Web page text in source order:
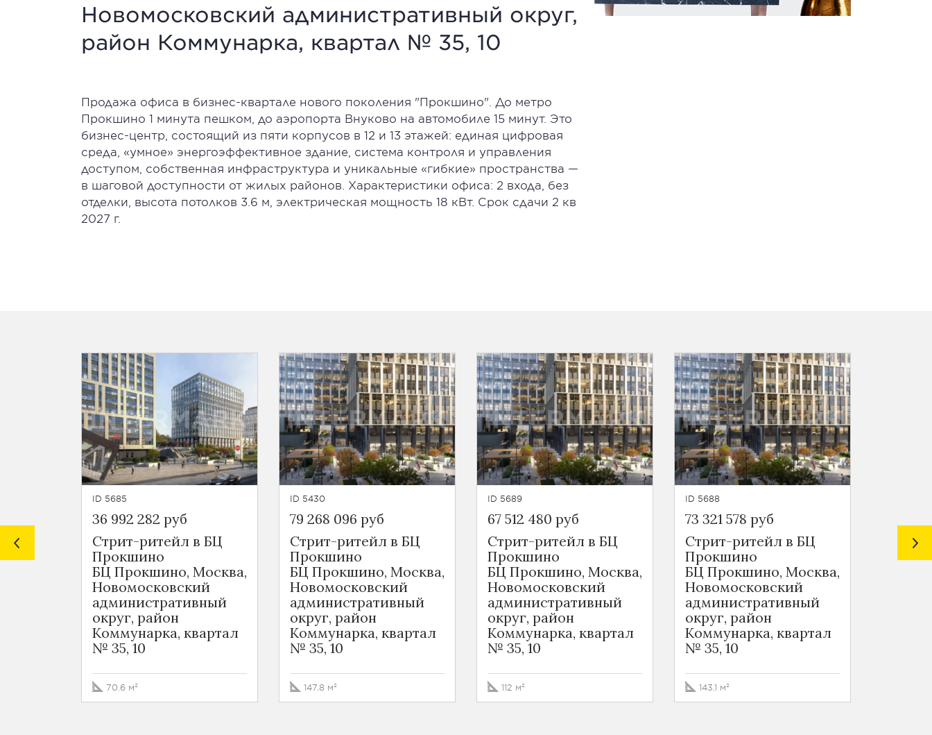
Новомосковский административный округ,
район Коммунарка, квартал № 35, 10
Продажа офиса в бизнес-квартале нового поколения "Прокшино". До метро
Прокшино 1 минута пешком, до аэропорта Внуково на автомобиле 15 минут. Это
бизнес-центр, состоящий из пяти корпусов в 12 и 13 этажей: единая цифровая
среда, «умное» энергоэффективное здание, система контроля и управления
доступом, собственная инфраструктура и уникальные «гибкие» пространства —
в шаговой доступности от жилых районов. Характеристики офиса: 2 входа, без
отделки, высота потолков 3.6 м, электрическая мощность 18 кВт. Срок сдачи 2 кв
2027 г.
ID 5685
36 992 282 руб
Стрит-ритейл в БЦ
Прокшино
БЦ Прокшино, Москва,
Новомосковский
административный
округ, район
Коммунарка, квартал
№ 35, 10
70.6 м²
ID 5430
79 268 096 руб
Стрит-ритейл в БЦ
Прокшино
БЦ Прокшино, Москва,
Новомосковский
административный
округ, район
Коммунарка, квартал
№ 35, 10
147.8 м²
ID 5689
67 512 480 руб
Стрит-ритейл в БЦ
Прокшино
БЦ Прокшино, Москва,
Новомосковский
административный
округ, район
Коммунарка, квартал
№ 35, 10
112 м²
ID 5688
73 321 578 руб
Стрит-ритейл в БЦ
Прокшино
БЦ Прокшино, Москва,
Новомосковский
административный
округ, район
Коммунарка, квартал
№ 35, 10
143.1 м²
Офис
БЦ